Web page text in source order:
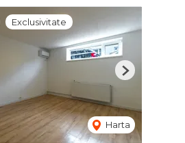
Exclusivitate
Harta
Next